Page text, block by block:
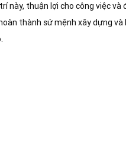
này, thuận lợi cho công việc và
thành sứ mệnh xây dựng và